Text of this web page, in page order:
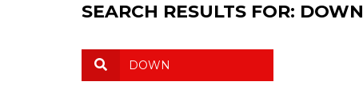
SEARCH RESULTS FOR: DOWN